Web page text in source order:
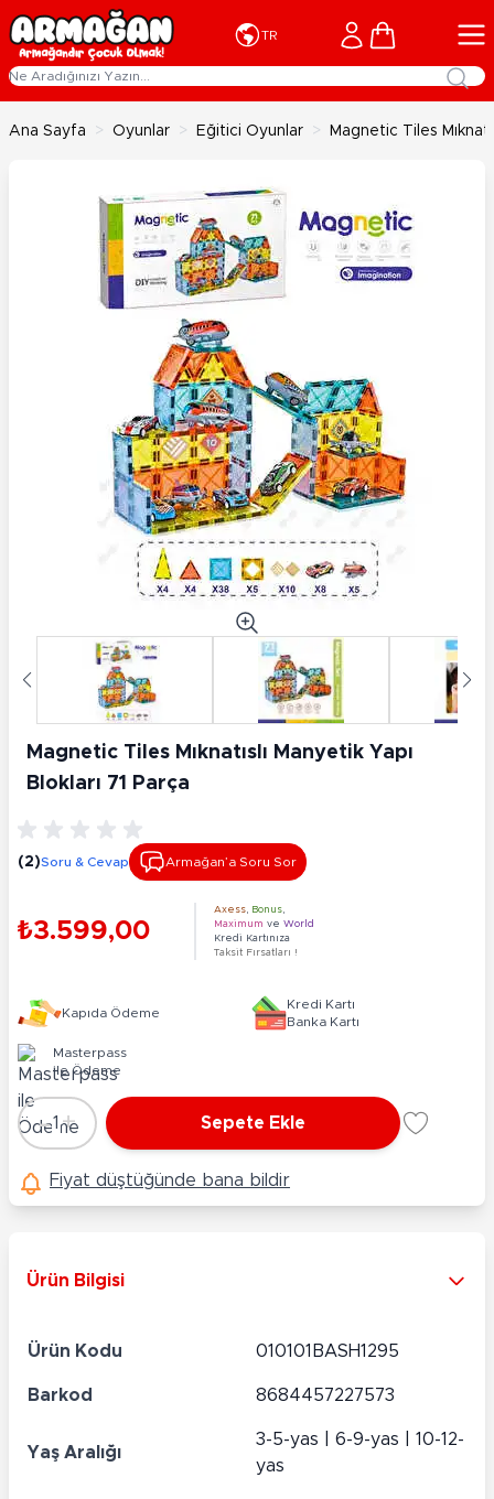
İçeriğe geç
TR Cart
Ana Sayfa > Oyunlar > Eğitici Oyunlar > Magnetic Tiles
Magnetic Tiles Mıknatıslı Manyetik Yapı
Blokları 71 Parça
(2)Soru & Cevap Armağan’a Soru Sor
₺3.599,00
Axess Bonus
Maximum ve World
Kredi Kartınıza
Taksit Fırsatları !
Kapıda Ödeme
Kredi Kartı
Banka Kartı
Masterpass
ile Ödeme
Adet
-1 + Sepete Ekle
Fiyat düştüğünde bana bildir
Ürün Bilgisi
Ürün Kodu 010101BASH1295
Barkod 8684457227573
Yaş Aralığı
3-5-yas | 6-9-yas | 10-12-
yas